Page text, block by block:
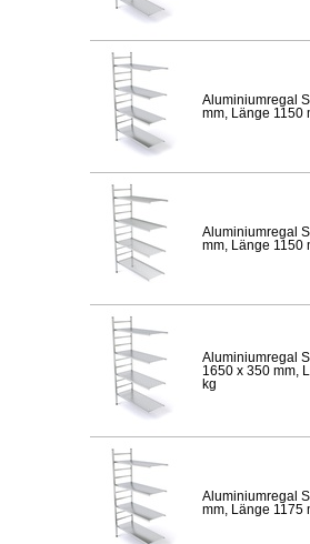
Aluminiumregal
mm, Länge 1150
Aluminiumregal
mm, Länge 1150
Aluminiumregal
1650 x 350 mm,
kg
Aluminiumregal
mm, Länge 1175